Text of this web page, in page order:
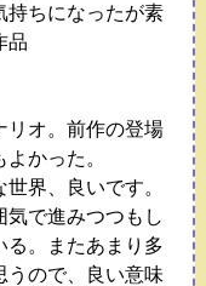
持ちになったが素
品
リオ。前作の登場
かった。
界、良いです。
気で進みつつもし
る。またあまり多
うので、良い意味